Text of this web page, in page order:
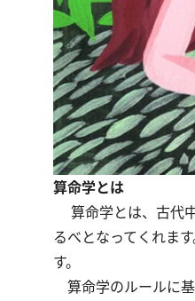
算命学とは
算命学とは、古代
るべとなってくれま
す。
算命学のルールに